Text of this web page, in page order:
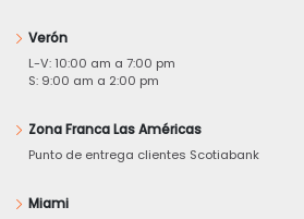
Verón
L-V: 10:00 am a 7:00 pm
S: 9:00 am a 2:00 pm
Zona Franca Las Américas
Punto de entrega clientes Scotiabank
Miami